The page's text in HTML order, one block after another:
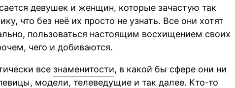
девушек и женщин, которые зачастую так
что без неё их просто не узнать. Все они хотят
пользоваться настоящим восхищением своих
чего и добиваются.
все знаменитости, в какой бы сфере они ни
модели, телеведущие и так далее. Кто-то